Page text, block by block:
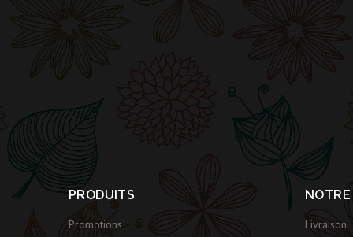
PRODUITS
Promotions
Livraison